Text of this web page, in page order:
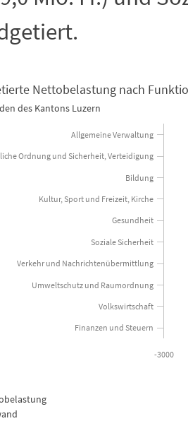
nach
Nettobelastung nach Funktionen 2025
displaying Mio. Franken. Data ranges
Nettobelastung nach
des Kantons Luzern
-3000
Allgemeine Verwaltung
Ordnung und Sicherheit, Verteidigung
Bildung
Kultur, Sport und Freizeit, Kirche
Gesundheit
Soziale Sicherheit
Verkehr und Nachrichtenübermittlung
Umweltschutz und Raumordnung
Volkswirtschaft
Finanzen und Steuern